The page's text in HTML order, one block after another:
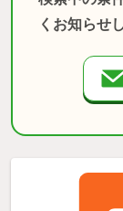
くお知らせ